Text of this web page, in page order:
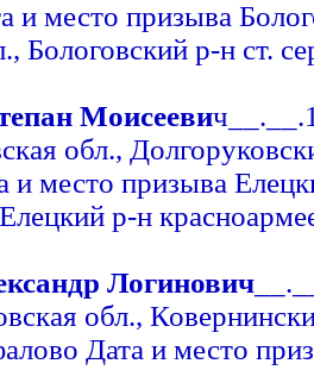
и место призыва
Бологовский р-н ст.
Моисееви
обл.,
и место призыва
р-н
Логинович
обл.,
Дата и место